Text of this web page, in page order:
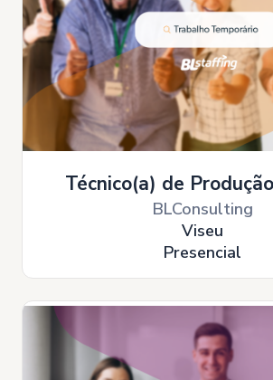
Técnico(a) de
BLConsulting
Viseu
Presencial